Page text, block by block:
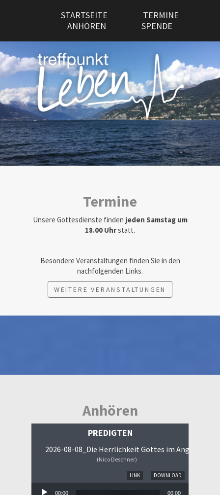
STARTSEITE
TERMINE
ANHÖREN
SPENDE
Termine
Unsere Gottesdienste finden jeden Samstag um
18.00 Uhrstatt.
Besondere Veranstaltungen finden Sie in den
nachfolgenden Links.
WEITERE VERANSTALTUNGEN
Anhören
PREDIGTEN
2026-08-08_Die Herrlichkeit Gottes im Angesicht
(Nico Deschner)
DOWNLOAD
LINK
00:00 00:00